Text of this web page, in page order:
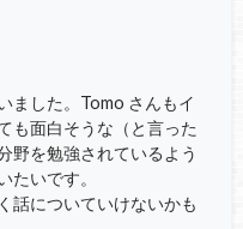
ました。Tomo さんもイ
も面白そうな（と言った
野を勉強されているよう
たいです。
話についていけないかも